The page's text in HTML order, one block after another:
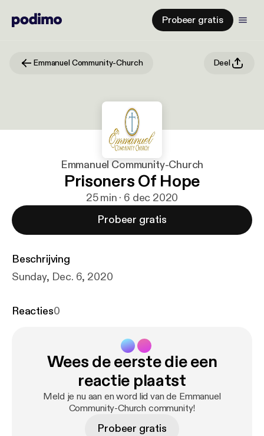
Probeer gratis
Emmanuel Community-Church Deel
Emmanuel Community-Church
Prisoners Of Hope
25 min · 6 dec 2020
Probeer gratis
Beschrijving
Sunday, Dec. 6, 2020
Reacties0
Wees de eerste die een
reactie plaatst
Meld je nu aan en word lid van de Emmanuel
Community-Church community!
Probeer gratis